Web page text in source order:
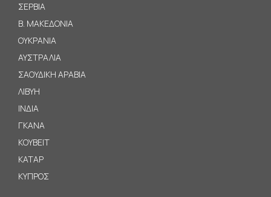
ΣΕΡΒΙΑ
B. ΜΑΚΕΔΟΝΙΑ
ΟΥΚΡΑΝΙΑ
ΑΥΣΤΡΑΛΙΑ
ΣΑΟΥΔΙΚΗ ΑΡΑΒΙΑ
ΛΙΒΥΗ
ΙΝΔΙΑ
ΓΚΑΝΑ
ΚΟΥΒΕΙΤ
ΚΑΤΑΡ
ΚΥΠΡΟΣ